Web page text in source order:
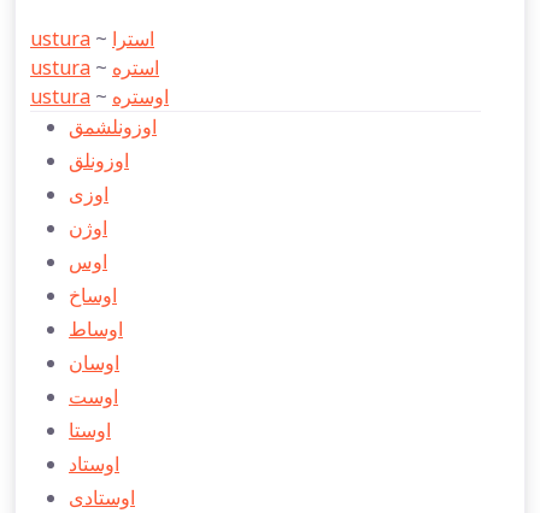
ustura ~ استرا
ustura ~ استره
ustura ~ اوستره
اوزونلشمق
اوزونلق
اوزی
اوژن
اوس
اوساخ
اوساط
اوسان
اوست
اوستا
اوستاد
اوستادی